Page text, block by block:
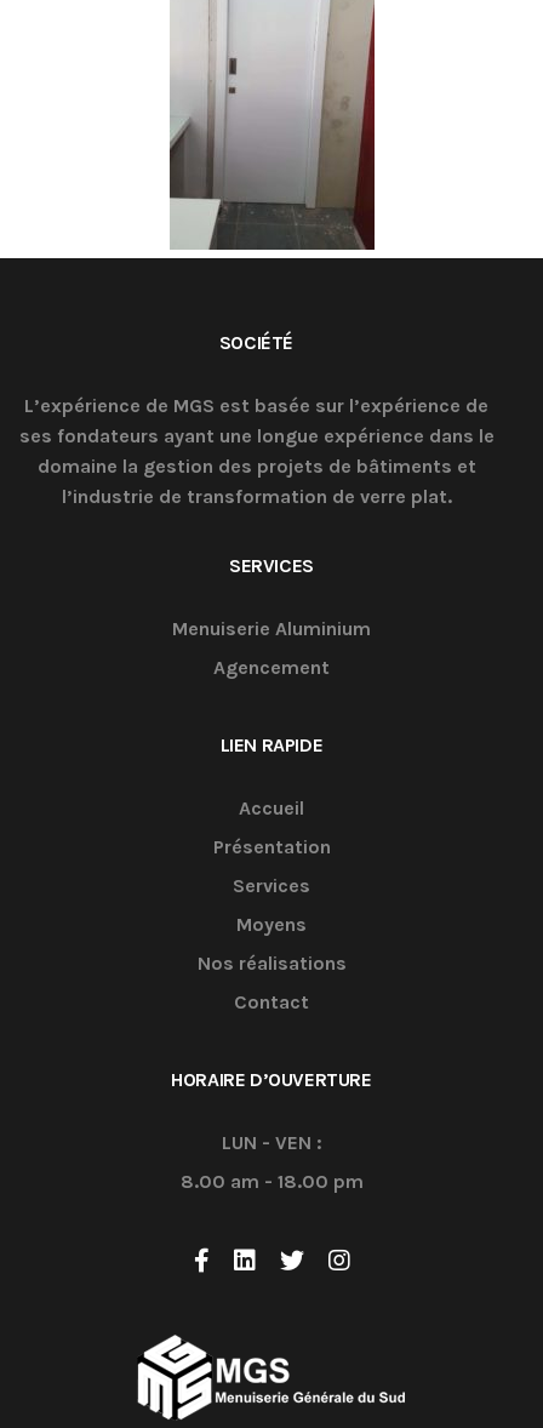
SOCIÉTÉ
L’expérience de MGS est basée sur l’expérience de
ses fondateurs ayant une longue expérience dans le
domaine la gestion des projets de bâtiments et
l’industrie de transformation de verre plat.
SERVICES
Menuiserie Aluminium
Agencement
LIEN RAPIDE
Accueil
Présentation
Services
Moyens
Nos réalisations
Contact
HORAIRE D’OUVERTURE
LUN - VEN :
8.00 am - 18.00 pm